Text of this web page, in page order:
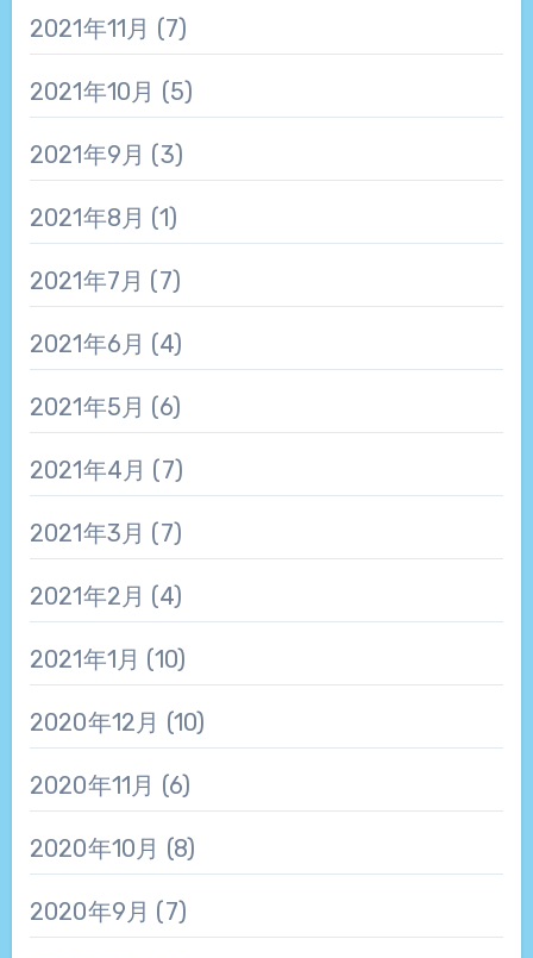
2021年11月 (7)
2021年10月 (5)
2021年9月 (3)
2021年8月 (1)
2021年7月 (7)
2021年6月 (4)
2021年5月 (6)
2021年4月 (7)
2021年3月 (7)
2021年2月 (4)
2021年1月 (10)
2020年12月 (10)
2020年11月 (6)
2020年10月 (8)
2020年9月 (7)